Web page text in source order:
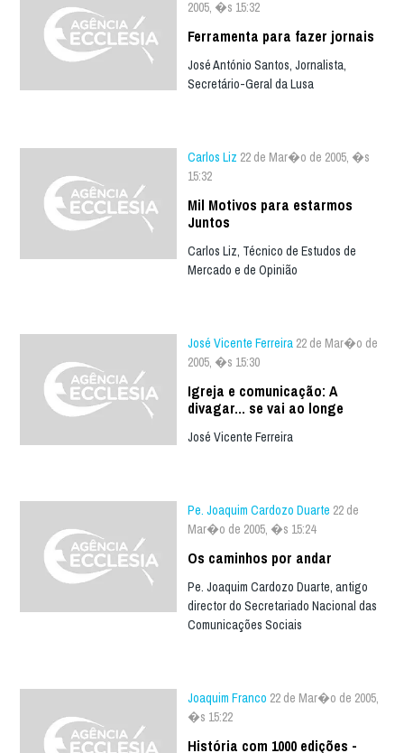
2005, �s 15:32
Ferramenta para fazer jornais
José António Santos, Jornalista,
Secretário-Geral da Lusa
Carlos Liz 22 de Mar�o de 2005, �s
15:32
Mil Motivos para estarmos
Juntos
Carlos Liz, Técnico de Estudos de
Mercado e de Opinião
José Vicente Ferreira 22 de Mar�o de
2005, �s 15:30
Igreja e comunicação: A
divagar... se vai ao longe
José Vicente Ferreira
Pe. Joaquim Cardozo Duarte 22 de
Mar�o de 2005, �s 15:24
Os caminhos por andar
Pe. Joaquim Cardozo Duarte, antigo
director do Secretariado Nacional das
Comunicações Sociais
Joaquim Franco 22 de Mar�o de 2005,
�s 15:22
História com 1000 edições -